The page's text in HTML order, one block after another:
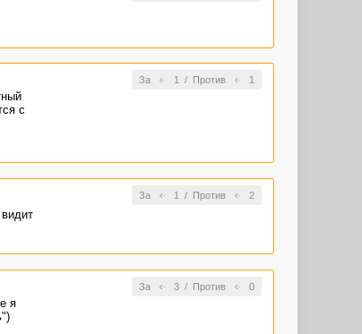
За 1 / Против 1
с
За 1 / Против 2
За 3/ Против 0
я